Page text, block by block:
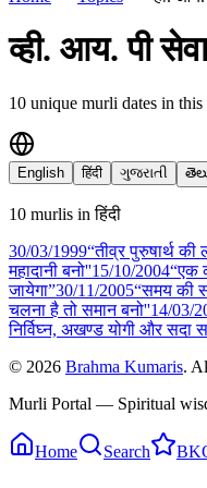
व्ही. आय. पी
10 unique murli dates in this
English हिंदी ગુજરાતી
10 murlis inहिंदी
30/03/1999“तीव्र पुरुषार्थ
महादानी बनो''15/10/2004“एक
जायेगा”30/11/2005“समय की
चलना है तो समान बनो''14/03/
निर्विघ्न, अखण्ड योगी और सदा
© 2026 Brahma Kumaris.
Murli Portal — Spiritual
Home Search